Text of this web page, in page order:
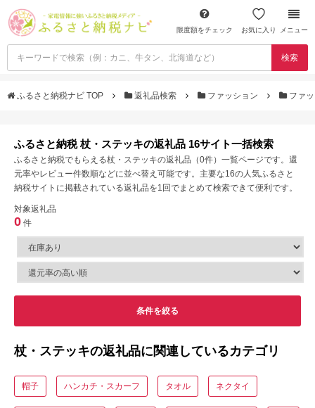
限度額をチェック お気に入り メニュー
検索
ふるさと納税ナビ TOP 返礼品検索 ファッション ファ
ふるさと納税 杖・ステッキの返礼品 16サイト一括検索
ふるさと納税でもらえる杖・ステッキの返礼品（0件）一覧ページです。還
元率やレビュー件数順などに並べ替え可能です。主要な16の人気ふるさと
納税サイトに掲載されている返礼品を1回でまとめて検索できて便利です。
対象返礼品
0 件
条件を絞る
杖・ステッキの返礼品に関連しているカテゴリ
帽子 ハンカチ・スカーフ タオル ネクタイ